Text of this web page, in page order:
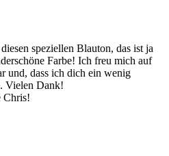
speziellen Blauton, das ist ja
Farbe! Ich freu mich auf
und, dass ich dich ein wenig
Vielen Dank!
Chris!